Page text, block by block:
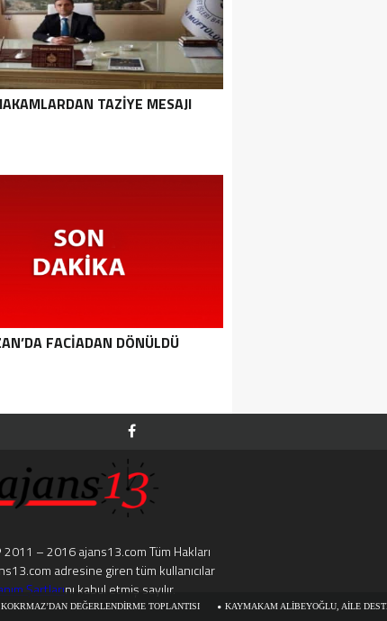
TAZIYE MESAJI
FACIADAN DÖNÜLDÜ
2011 – 2016 ajans13.com Tüm Hakları
adresine giren tüm kullanıcılar
Şartlarını kabul etmiş sayılır.
TOPLANTISI KAYMAKAM ALIBEYOĞLU, AILE DESTEK MERKEZINI